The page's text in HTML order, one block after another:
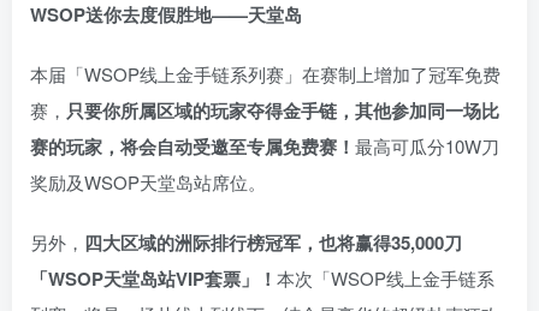
WSOP送你去度假胜地——天堂岛
本届「WSOP线上金手链系列赛」在赛制上增加了冠军免费
赛， 只要你所属区域的玩家夺得金手链，其他参加同一场比
赛的玩家，将会自动受邀至专属免费赛！ 最高可瓜分10W刀
奖励及WSOP天堂岛站席位。
另外， 四大区域的洲际排行榜冠军，也将赢得35,000刀
「WSOP天堂岛站VIP套票」！ 本次「WSOP线上金手链系